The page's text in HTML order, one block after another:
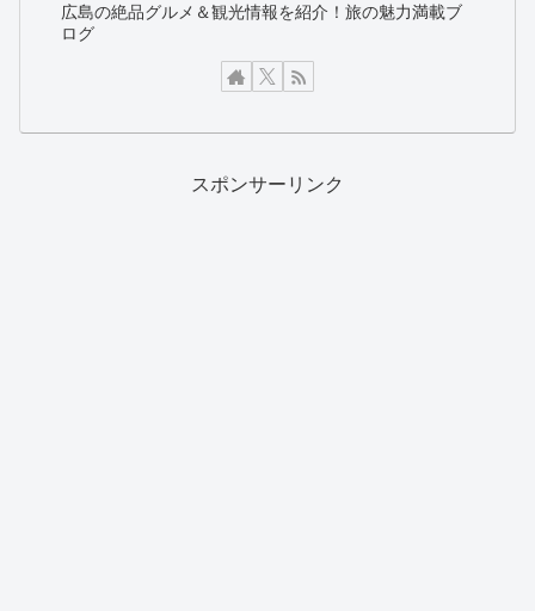
広島の絶品グルメ＆観光情報を紹介！旅の魅力満載ブ
ログ
スポンサーリンク